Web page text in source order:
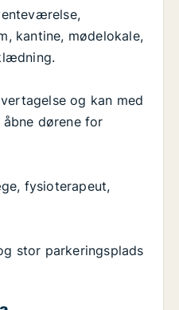
kantine, mødelokale,
og kan med
dørene for
fysioterapeut,
stor parkeringsplads